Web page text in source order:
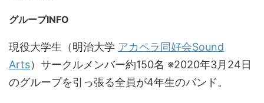
グループINFO
現役大学生（明治大学 アカペラ同好会Sound
Arts）サークルメンバー約150名 ※2020年3月24日
のグループを引っ張る全員が4年生のバンド。